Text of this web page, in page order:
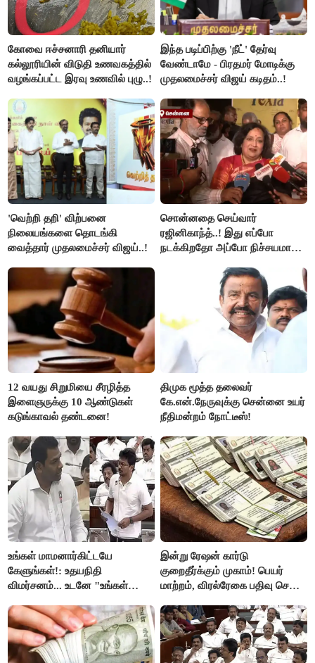
கோவை ஈச்சனாரி தனியார்
கல்லூரியின் விடுதி உணவகத்தில்
வழங்கப்பட்ட இரவு உணவில் புழு..!
இந்த படிப்பிற்கு 'நீட்' தேர்வு
வேண்டாமே - பிரதமர் மோடிக்கு
முதலமைச்சர் விஜய் கடிதம்..!
'வெற்றி தறி' விற்பனை
நிலையங்களை தொடங்கி
வைத்தார் முதலமைச்சர் விஜய்..!
சொன்னதை செய்வார்
ரஜினிகாந்த்..! இது எப்போ
நடக்கிறதோ அப்போ நிச்சயமாக
ரஜினிகாந்த்..!
12 வயது சிறுமியை சீரழித்த
இளைஞருக்கு 10 ஆண்டுகள்
கடுங்காவல் தண்டனை!
திமுக மூத்த தலைவர்
கே.என்.நேருவுக்கு சென்னை உயர்
நீதிமன்றம் நோட்டீஸ்!
உங்கள் மாமனார்கிட்டயே
கேளுங்கள்!: உதயநிதி
விமர்சனம்... உடனே "உங்கள்
ஆதவ் அர்ஜுனா பதிலடி!
இன்று ரேஷன் கார்டு
குறைதீர்க்கும் முகாம்! பெயர்
மாற்றம், விரல்ரேகை பதிவு செய்ய